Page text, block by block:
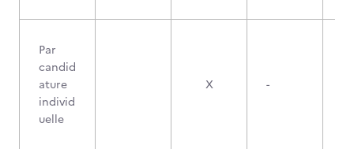
Par
candid
ature
individ
uelle
X -